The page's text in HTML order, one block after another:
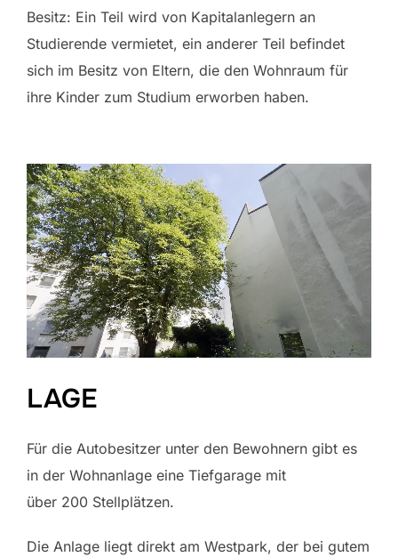
Besitz: Ein Teil wird von Kapitalanlegern an
Studierende vermietet, ein anderer Teil befindet
sich im Besitz von Eltern, die den Wohnraum für
ihre Kinder zum Studium erworben haben.
LAGE
Für die Autobesitzer unter den Bewohnern gibt es
in der Wohnanlage eine Tiefgarage mit
über 200 Stellplätzen.
Die Anlage liegt direkt am Westpark, der bei gutem